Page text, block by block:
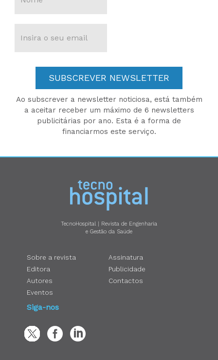
SUBSCREVER NEWSLETTER
Ao subscrever a newsletter noticiosa, está também
a aceitar receber um máximo de 6 newsletters
publicitárias por ano. Esta é a forma de
financiarmos este serviço.
TecnoHospital | Revista de Engenharia
e Gestão da Saúde
Sobre a revista
Editora
Autores
Eventos
Assinatura
Publicidade
Contactos
Siga-nos